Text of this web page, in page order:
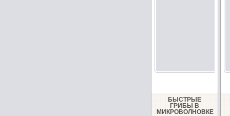
БЫСТРЫЕ
ГРИБЫ В
МИКРОВОЛНОВКЕ